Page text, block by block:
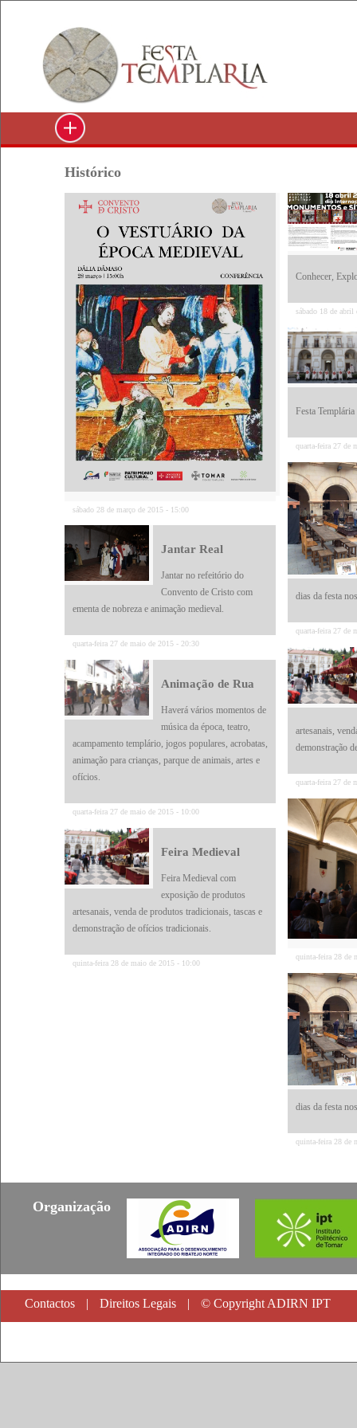
Histórico
sábado 28 de março de 2015 - 15:00
Conhecer,
sábado 18 de abril
Festa
quarta-feira 27 de
dias da festa
quarta-feira 27 de
Jantar Real
Jantar no refeitório do
Convento de Cristo com
ementa de nobreza e animação medieval.
quarta-feira 27 de maio de 2015 - 20:30
artesanais,
demonstração
quarta-feira 27 de
Animação de Rua
Haverá vários momentos de
música da época, teatro,
acampamento templário, jogos populares, acrobatas,
animação para crianças, parque de animais, artes e
ofícios.
quarta-feira 27 de maio de 2015 - 10:00
quinta-feira 28 de
Feira Medieval
Feira Medieval com
exposição de produtos
artesanais, venda de produtos tradicionais, tascas e
demonstração de ofícios tradicionais.
quinta-feira 28 de maio de 2015 - 10:00
dias da festa
quinta-feira 28 de
Organização
Contactos | Direitos Legais | © Copyright ADIRN IPT